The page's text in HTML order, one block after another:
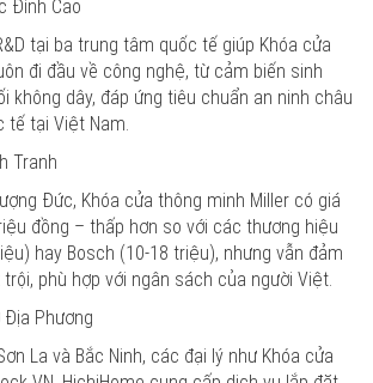
Đỉnh Cao
tại ba trung tâm quốc tế giúp Khóa cửa
đi đầu về công nghệ, từ cảm biến sinh
không dây, đáp ứng tiêu chuẩn an ninh châu
tế tại Việt Nam.
Tranh
Đức, Khóa cửa thông minh Miller có giá
đồng – thấp hơn so với các thương hiệu
hay Bosch (10-18 triệu), nhưng vẫn đảm
phù hợp với ngân sách của người Việt.
Địa Phương
La và Bắc Ninh, các đại lý như Khóa cửa